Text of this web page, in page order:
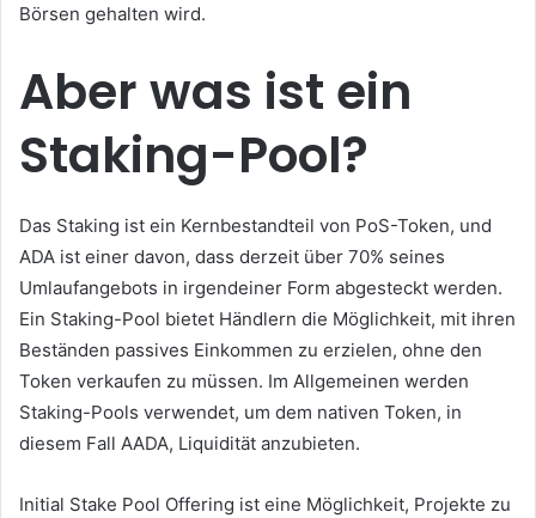
Börsen gehalten wird.
Aber was ist ein
Staking-Pool?
Das Staking ist ein Kernbestandteil von PoS-Token, und
ADA ist einer davon, dass derzeit über 70% seines
Umlaufangebots in irgendeiner Form abgesteckt werden.
Ein Staking-Pool bietet Händlern die Möglichkeit, mit ihren
Beständen passives Einkommen zu erzielen, ohne den
Token verkaufen zu müssen. Im Allgemeinen werden
Staking-Pools verwendet, um dem nativen Token, in
diesem Fall AADA, Liquidität anzubieten.
Initial Stake Pool Offering ist eine Möglichkeit, Projekte zu